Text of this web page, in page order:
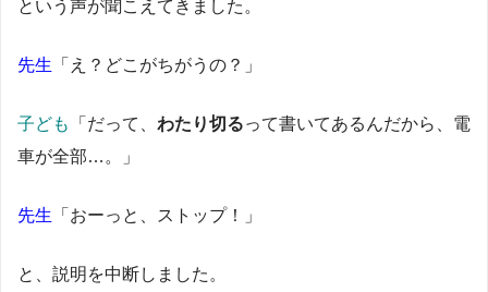
という声が聞こえてきました。
先生 「え？どこがちがうの？」
子ども 「だって、 わたり切るって書いてあるんだから、電
車が全部…。」
先生 「おーっと、ストップ！」
と、説明を中断しました。